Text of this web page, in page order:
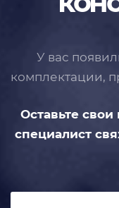
У вас
комплектации,
Оставьте
специалист